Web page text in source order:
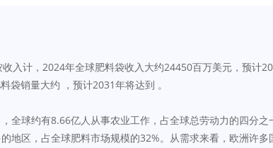
入计，2024年全球肥料袋收入大约24450百万美元，预计
袋销量大约 ，预计2031年将达到 。
全球约有8.66亿人从事农业工作，占全球总劳动力的四分
地区，占全球肥料市场规模的32%。从需求来看，欧洲许